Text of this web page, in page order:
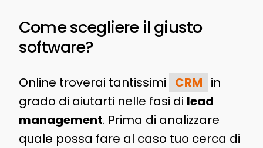
Come scegliere il giusto
software?
Online troverai tantissimi CRM in
grado di aiutarti nelle fasi di lead
management. Prima di analizzare
quale possa fare al caso tuo cerca di